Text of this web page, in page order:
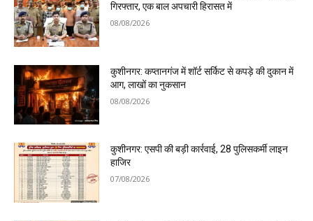
गिरफ्तार, एक बाल अपचारी हिरासत में
08/08/2026
कुशीनगर: कप्तानगंज में शॉर्ट सर्किट से कपड़े की दुकान में
आग, लाखों का नुकसान
08/08/2026
कुशीनगर: एसपी की बड़ी कार्रवाई, 28 पुलिसकर्मी लाइन
हाजिर
07/08/2026